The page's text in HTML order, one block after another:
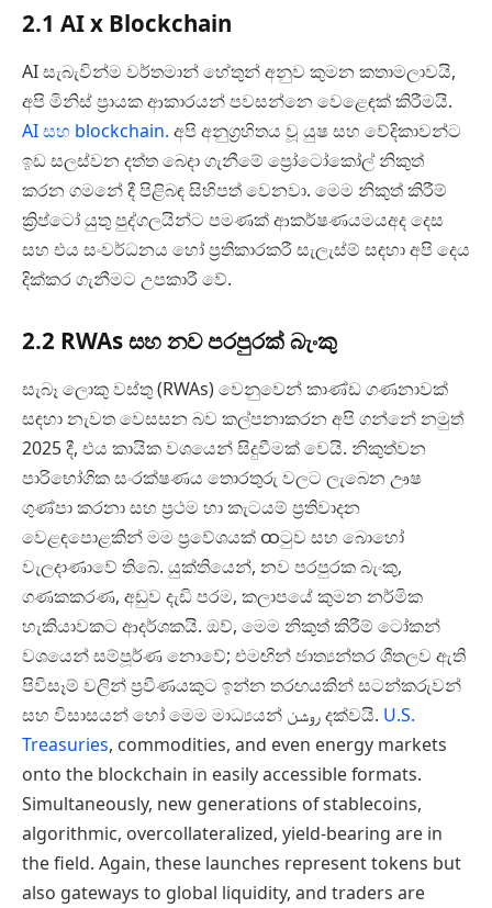
2.1 AI x Blockchain
AI සැබැවින්ම වර්තමාන් හේතුන් අනුව කුමන කතාමලාවයි,
අපි මිනිස් ප්‍රායක ආකාරයන් පවසන්නෙ වෙළෙඳක් කිරීමයි.
AI සහ blockchain. අපි අනුග්‍රහිතය වූ යුෂ සහ වේදිකාවන්ට
ඉඩ සලස්වන දත්ත බෙදා ගැනීමේ ප්‍රෝටෝකෝල් නිකුත්
කරන ගමනේ දී පිළිබඳ සිහිපත් වෙනවා. මෙම නිකුත් කිරීම්
ක්‍රිප්ටෝ යුතු පුද්ගලයින්ට පමණක් ආකර්ෂණයමයඅද දෙස
සහ එය සංවර්ධනය හෝ ප්‍රතිකාරකරී සැලැස්ම් සඳහා අපි දෙය
දික්කර ගැනීමට උපකාරී වේ.
2.2 RWAs සහ නව පරපුරක් බැංකු
සැබෑ ලොකු වස්තු (RWAs) වෙනුවෙන් කාණ්ඩ ගණනාවක්
සඳහා නැවත වෙසසන බව කල්පනාකරන අපි ගන්නේ නමුත්
2025 දී, එය කායික වශයෙන් සිදුවීමක් වෙයි. නිකුත්වන
පාරිභෝගික සංරක්ෂණය තොරතුරු වලට ලැබෙන ඌෂ
ගුණ්පා කරනා සහ ප්‍රථම හා කැටයම් ප්‍රතිවාදන
වෙළඳපොළකින් මම ප්‍රවේශයක් ထටුව සහ බොහෝ
වැලදාණාවේ තිබේ. යුක්තියෙන්, නව පරපුරක බැංකු,
ගණකකරණ, අඩුව දැඩි පරම, කලාපයේ කුමන නර්මික
හැකියාවකට ආදර්ශකයි. ඔව්, මෙම නිකුත් කිරීම් ටෝකන්
වශයෙන් සම්පූර්ණ නොවේ; එමඟින් ජාත්‍යන්තර ශීතලව ඇති
පිවිසෑම් වලින් ප්‍රවීණයකුට ඉන්න තරඟයකින් සටන්කරුවන්
සහ විසාසයන් හෝ මෙම මාධ්‍යයන් روشن දක්වයි. U.S.
Treasuries, commodities, and even energy markets
onto the blockchain in easily accessible formats.
Simultaneously, new generations of stablecoins,
algorithmic, overcollateralized, yield-bearing are in
the field. Again, these launches represent tokens but
also gateways to global liquidity, and traders are